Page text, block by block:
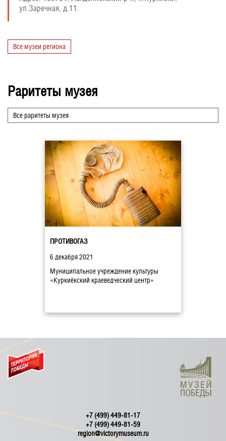
ул.Заречная, д.11.
Все музеи региона
Раритеты музея
Все раритеты музея
ПРОТИВОГАЗ
6 декабря 2021
Муниципальное учреждение культуры
«Куркиёкский краеведческий центр»
+7 (499) 449-81-17
+7 (499) 449-81-59
region@victorymuseum.ru